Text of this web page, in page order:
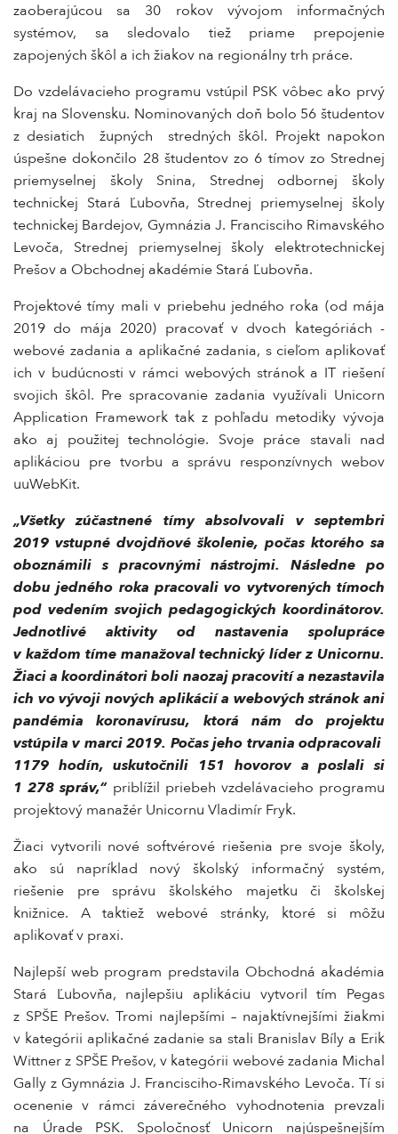
zaoberajúcou sa 30 rokov vývojom informačných
systémov, sa sledovalo tiež priame prepojenie
zapojených škôl a ich žiakov na regionálny trh práce.
Do vzdelávacieho programu vstúpil PSK vôbec ako prvý
kraj na Slovensku. Nominovaných doň bolo 56 študentov
z desiatich župných stredných škôl. Projekt napokon
úspešne dokončilo 28 študentov zo 6 tímov zo Strednej
priemyselnej školy Snina, Strednej odbornej školy
technickej Stará Ľubovňa, Strednej priemyselnej školy
technickej Bardejov, Gymnázia J. Francisciho Rimavského
Levoča, Strednej priemyselnej školy elektrotechnickej
Prešov a Obchodnej akadémie Stará Ľubovňa.
Projektové tímy mali v priebehu jedného roka (od mája
2019 do mája 2020) pracovať v dvoch kategóriách -
webové zadania a aplikačné zadania, s cieľom aplikovať
ich v budúcnosti v rámci webových stránok a IT riešení
svojich škôl. Pre spracovanie zadania využívali Unicorn
Application Framework tak z pohľadu metodiky vývoja
ako aj použitej technológie. Svoje práce stavali nad
aplikáciou pre tvorbu a správu responzívnych webov
uuWebKit.
„Všetky zúčastnené tímy absolvovali v septembri
2019 vstupné dvojdňové školenie, počas ktorého sa
oboznámili s pracovnými nástrojmi. Následne po
dobu jedného roka pracovali vo vytvorených tímoch
pod vedením svojich pedagogických koordinátorov.
Jednotlivé aktivity od nastavenia spolupráce
v každom tíme manažoval technický líder z Unicornu.
Žiaci a koordinátori boli naozaj pracovití a nezastavila
ich vo vývoji nových aplikácií a webových stránok ani
pandémia koronavírusu, ktorá nám do projektu
vstúpila v marci 2019. Počas jeho trvania odpracovali
1179 hodín, uskutočnili 151 hovorov a poslali si
1 278 správ,“priblížil priebeh vzdelávacieho programu
projektový manažér Unicornu Vladimír Fryk.
Žiaci vytvorili nové softvérové riešenia pre svoje školy,
ako sú napríklad nový školský informačný systém,
riešenie pre správu školského majetku či školskej
knižnice. A taktiež webové stránky, ktoré si môžu
aplikovať v praxi.
Najlepší web program predstavila Obchodná akadémia
Stará Ľubovňa, najlepšiu aplikáciu vytvoril tím Pegas
z SPŠE Prešov. Tromi najlepšími – najaktívnejšími žiakmi
v kategórii aplikačné zadanie sa stali Branislav Bíly a Erik
Wittner z SPŠE Prešov, v kategórii webové zadania Michal
Gally z Gymnázia J. Francisciho-Rimavského Levoča. Tí si
ocenenie v rámci záverečného vyhodnotenia prevzali
na Úrade PSK. Spoločnosť Unicorn najúspešnejším